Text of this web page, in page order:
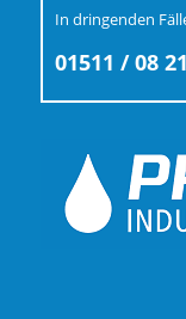
In dringenden
01511 / 08